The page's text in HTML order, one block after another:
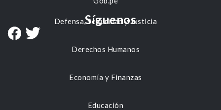
Defensa, Seguridad y Justicia
Derechos Humanos
Economía y Finanzas
Educación
Síguenos